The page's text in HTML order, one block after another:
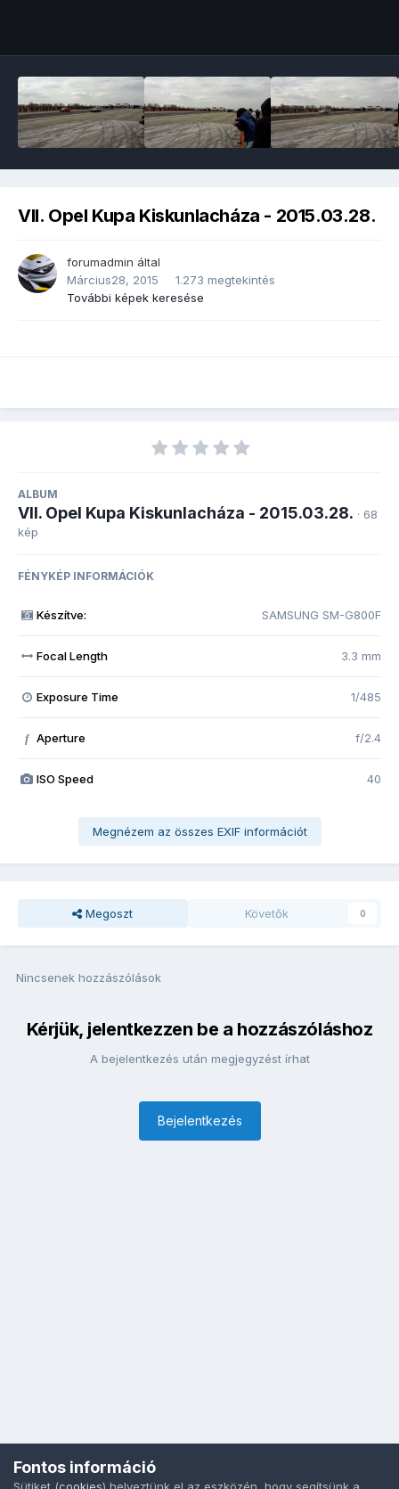
VII. Opel Kupa Kiskunlacháza - 2015.03.28.
forumadmin által
Március28, 2015
1.273 megtekintés
További képek keresése
ALBUM
VII. Opel Kupa Kiskunlacháza - 2015.03.28. · 68
kép
FÉNYKÉP INFORMÁCIÓK
Készítve: SAMSUNG SM-G800F
Focal Length 3.3 mm
Exposure Time 1/485
f Aperture f/2.4
ISO Speed 40
Megnézem az összes EXIF információt
Megoszt Követők 0
Nincsenek hozzászólások
Kérjük, jelentkezzen be a hozzászóláshoz
A bejelentkezés után megjegyzést írhat
Bejelentkezés
Fontos információ